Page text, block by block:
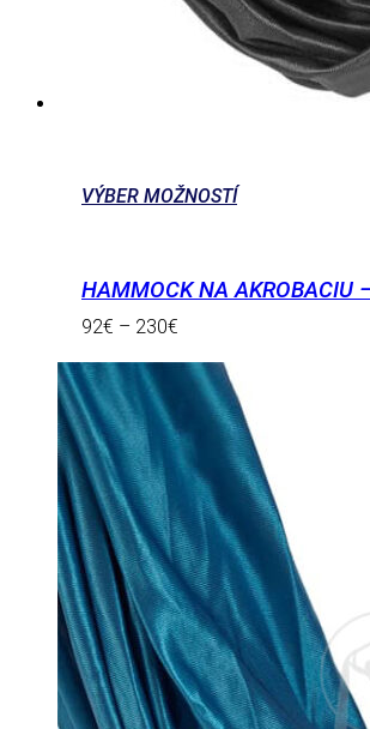
VÝBER MOŽNOSTÍ
HAMMOCK NA AKROBACIU
92€ – 230€